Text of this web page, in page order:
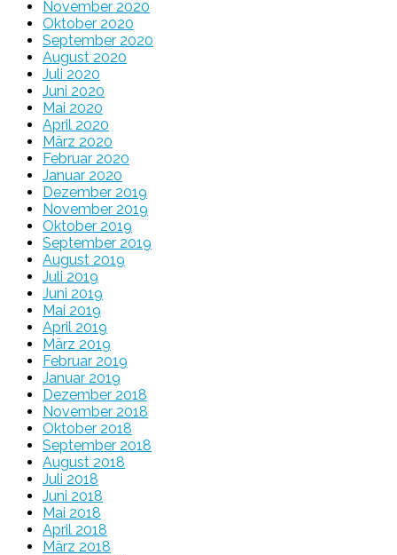
November 2020
Oktober 2020
September 2020
August 2020
Juli 2020
Juni 2020
Mai 2020
April 2020
März 2020
Februar 2020
Januar 2020
Dezember 2019
November 2019
Oktober 2019
September 2019
August 2019
Juli 2019
Juni 2019
Mai 2019
April 2019
März 2019
Februar 2019
Januar 2019
Dezember 2018
November 2018
Oktober 2018
September 2018
August 2018
Juli 2018
Juni 2018
Mai 2018
April 2018
März 2018